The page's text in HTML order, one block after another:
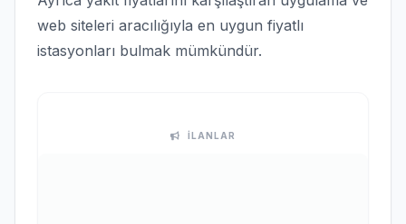
web siteleri aracılığıyla en uygun fiyatlı
istasyonları bulmak mümkündür.
İLANLAR